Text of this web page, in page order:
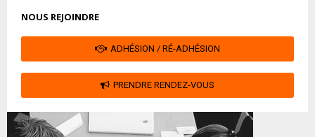
NOUS REJOINDRE
ADHÉSION / RÉ-ADHÉSION
PRENDRE RENDEZ-VOUS